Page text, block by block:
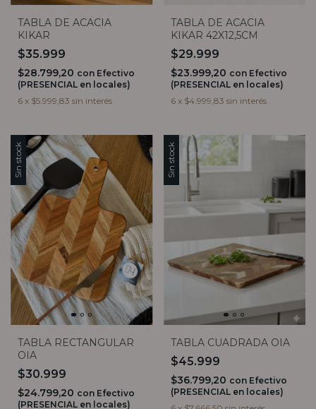
TABLA DE ACACIA
KIKAR
$35.999
$28.799,20 con Efectivo
(PRESENCIAL en locales)
6 x $5.999,83 sin interés
TABLA DE ACACIA
KIKAR 42X12,5CM
$29.999
$23.999,20 con Efectivo
(PRESENCIAL en locales)
6 x $4.999,83 sin interés
Sin stock
TABLA RECTANGULAR
OIA
$30.999
$24.799,20 con Efectivo
(PRESENCIAL en locales)
Sin stock
TABLA CUADRADA OIA
$45.999
$36.799,20 con Efectivo
(PRESENCIAL en locales)